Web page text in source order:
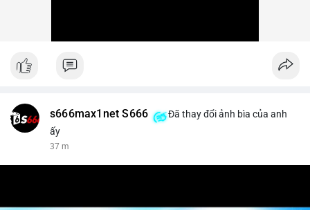
s666max1net S666
Đã thay đổi ảnh bìa của anh
ấy
37 m